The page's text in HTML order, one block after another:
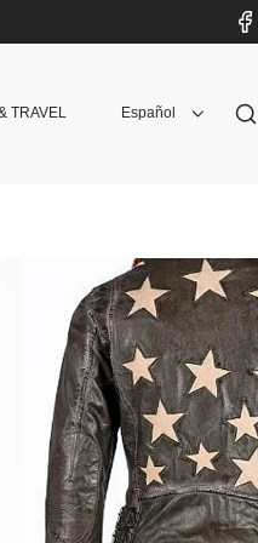
TRAVEL Español